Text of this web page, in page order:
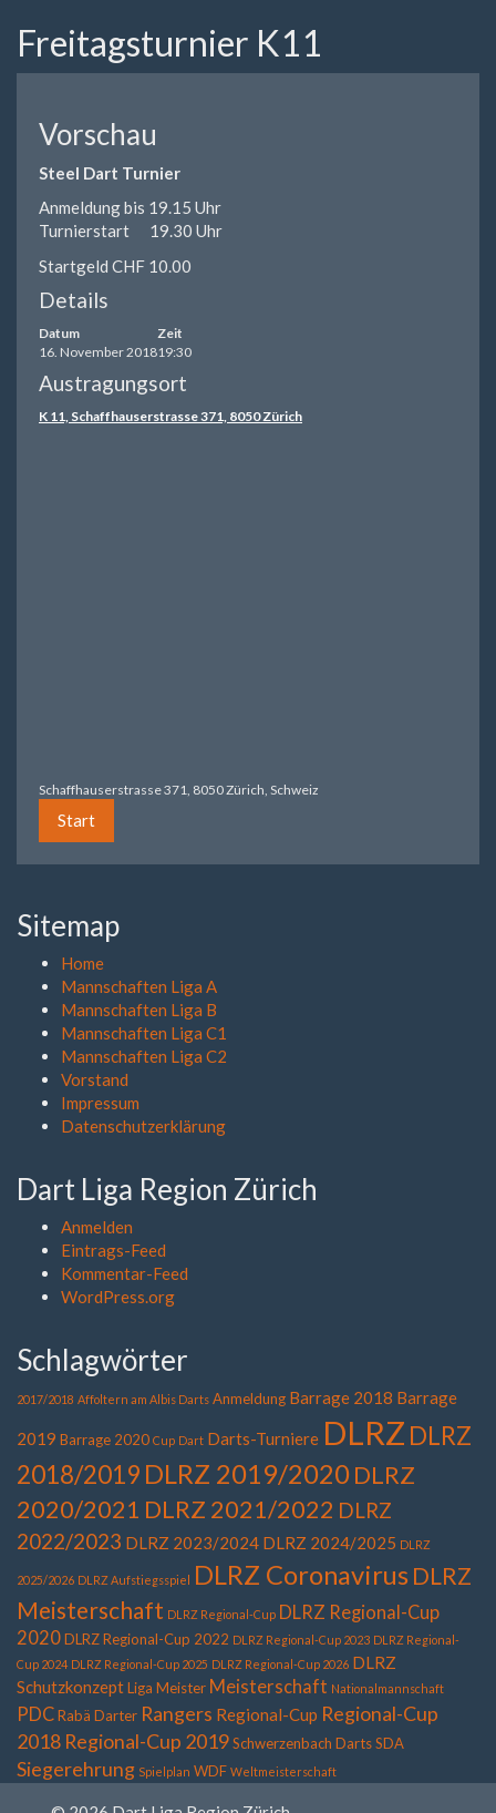
Freitagsturnier K11
Vorschau
Steel Dart Turnier
Anmeldung bis 19.15 Uhr
Turnierstart 19.30 Uhr
Startgeld CHF 10.00
Details
Datum
Zeit
16. November 201819:30
Austragungsort
K 11, Schaffhauserstrasse 371, 8050 Zürich
Schaffhauserstrasse 371, 8050 Zürich, Schweiz
Start
Sitemap
Home
Mannschaften Liga A
Mannschaften Liga B
Mannschaften Liga C1
Mannschaften Liga C2
Vorstand
Impressum
Datenschutzerklärung
Dart Liga Region Zürich
Anmelden
Eintrags-Feed
Kommentar-Feed
WordPress.org
Schlagwörter
2017/2018 Affoltern am Albis Darts Anmeldung Barrage 2018 Barrage
2019 Barrage 2020 Cup Dart Darts-Turniere DLRZ DLRZ
2018/2019 DLRZ 2019/2020DLRZ
2020/2021 DLRZ 2021/2022 DLRZ
2022/2023 DLRZ 2023/2024 DLRZ 2024/2025 DLRZ
2025/2026 DLRZ Aufstiegsspiel DLRZ Coronavirus DLRZ
Meisterschaft DLRZ Regional-Cup DLRZ Regional-Cup
2020DLRZ Regional-Cup 2022 DLRZ Regional-Cup 2023 DLRZ Regional-
Cup 2024 DLRZ Regional-Cup 2025 DLRZ Regional-Cup 2026 DLRZ
SchutzkonzeptLiga Meister Meisterschaft Nationalmannschaft
PDCRabä Darter Rangers Regional-Cup Regional-Cup
2018 Regional-Cup 2019Schwerzenbach DartsSDA
Siegerehrung Spielplan WDF Weltmeisterschaft